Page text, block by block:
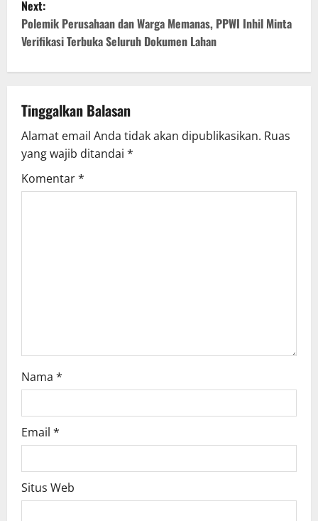
t
n
a
v
i
g
a
Next:
Polemik Perusahaan dan Warga Memanas, PPWI Inhil Minta
Verifikasi Terbuka Seluruh Dokumen Lahan
Tinggalkan Balasan
Alamat email Anda tidak akan dipublikasikan. Ruas
yang wajib ditandai *
Komentar*
Nama *
Email *
Situs Web